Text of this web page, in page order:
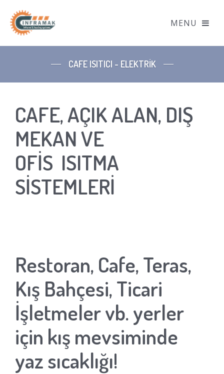
CAFE ISITICI - ELEKTRİK
CAFE, AÇIK ALAN, DIŞ
MEKAN VE
OFİS ISITMA
SİSTEMLERİ
Restoran, Cafe, Teras,
Kış Bahçesi, Ticari
İşletmeler vb. yerler
için kış mevsiminde
yaz sıcaklığı!